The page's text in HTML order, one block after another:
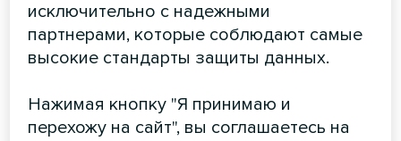
Энергоэффективная
установка теплового насоса
серии BeeHeat,
обеспечивающая
контроль для современного
исключительно с надежными
партнерами, которые соблюдают самые
высокие стандарты защиты данных.
Нажимая кнопку "Я принимаю и
перехожу на сайт", вы соглашаетесь на